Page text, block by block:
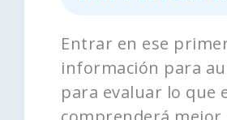
Entrar en ese
información para
para evaluar lo que